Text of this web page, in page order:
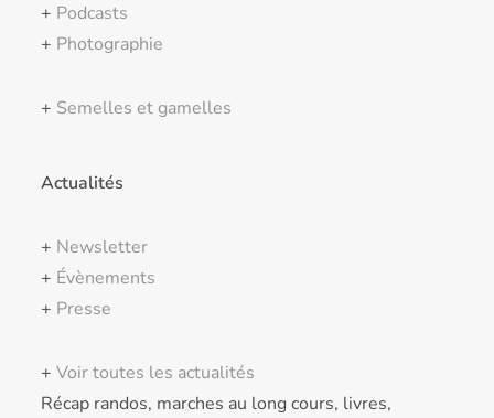
+ Podcasts
+ Photographie
+ Semelles et gamelles
Actualités
+ Newsletter
+ Évènements
+ Presse
+Voir toutes les actualités
Récap randos, marches au long cours, livres,